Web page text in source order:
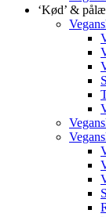
‘Kød’ &